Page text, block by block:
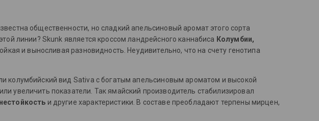
общественности, но сладкий апельсиновый аромат этого сорта
линии? Skunk является кроссом ландрейсного каннабиса Колумбии,
и выносливая разновидность. Неудивительно, что на счету генотипа
колумбийский вид Sativa с богатым апельсиновым ароматом и высокой
увеличить показатели. Так ямайский производитель стабилизировал
и другие характеристики. В составе преобладают терпены мирцен,